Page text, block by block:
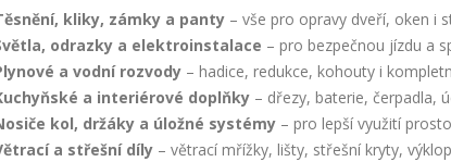
kliky, zámky a panty – vše pro opravy dveří, oken i
odrazky a elektroinstalace – pro bezpečnou jízdu a
a vodní rozvody – hadice, redukce, kohouty i
a interiérové doplňky – dřezy, baterie, čerpadla,
kol, držáky a úložné systémy – pro lepší využití
a střešní díly – větrací mřížky, lišty, střešní kryty,